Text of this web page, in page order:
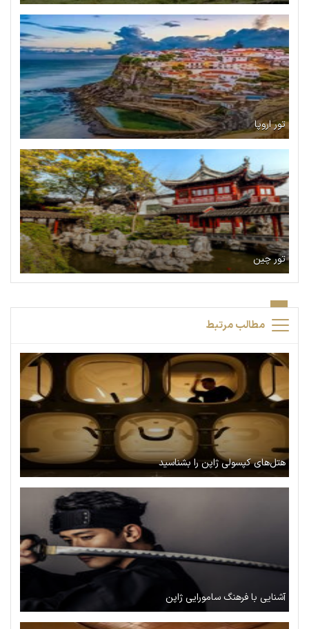
تور اروپا
تور چین
مطالب مرتبط
هتل‌های کپسولی ژاپن را بشناسید
آشنایی با فرهنگ سامورایی ژاپن